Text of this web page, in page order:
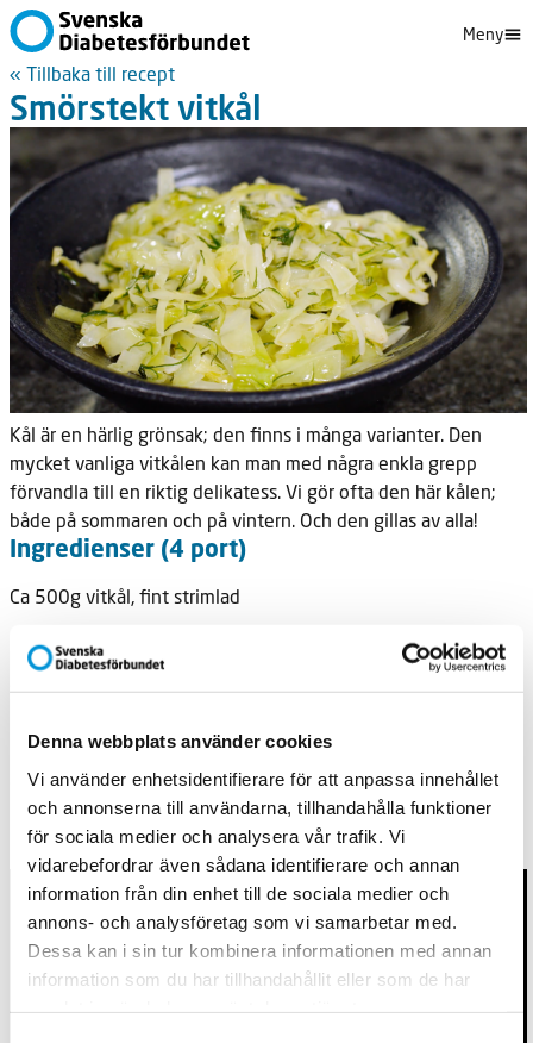
Denna webbplats använder cookies
Vi använder enhetsidentifierare för att anpassa innehållet
och annonserna till användarna, tillhandahålla funktioner
för sociala medier och analysera vår trafik. Vi
vidarebefordrar även sådana identifierare och annan
information från din enhet till de sociala medier och
annons- och analysföretag som vi samarbetar med.
Dessa kan i sin tur kombinera informationen med annan
information som du har tillhandahållit eller som de har
Meny
« Tillbaka till recept
Ingredienser (4 port)
Ca 500g vitkål, fint strimlad
Ca 50g smör
½ citron
Ca 2msk finhackad dill
Salt och gärna vitpeppar
Smörstekt vitkål
Kål är en härlig grönsak; den finns i många varianter. Den
mycket vanliga vitkålen kan man med några enkla grepp
förvandla till en riktig delikatess. Vi gör ofta den här kålen;
både på sommaren och på vintern. Och den gillas av alla!
Gör så här: